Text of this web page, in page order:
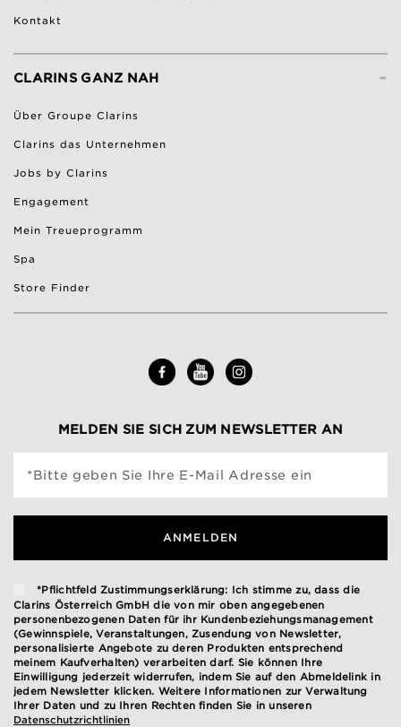
Kontakt
-
CLARINS GANZ NAH
Über Groupe Clarins
Clarins das Unternehmen
Jobs by Clarins
Engagement
Mein Treueprogramm
Spa
Store Finder
MELDEN SIE SICH ZUM NEWSLETTER AN
*Bitte geben Sie Ihre E-Mail Adresse ein
ANMELDEN
*Pflichtfeld Zustimmungserklärung: Ich stimme zu, dass die
Clarins Österreich GmbH die von mir oben angegebenen
personenbezogenen Daten für ihr Kundenbeziehungsmanagement
(Gewinnspiele, Veranstaltungen, Zusendung von Newsletter,
personalisierte Angebote zu deren Produkten entsprechend
meinem Kaufverhalten) verarbeiten darf. Sie können Ihre
Einwilligung jederzeit widerrufen, indem Sie auf den Abmeldelink in
jedem Newsletter klicken. Weitere Informationen zur Verwaltung
Ihrer Daten und zu Ihren Rechten finden Sie in unseren
Datenschutzrichtlinien